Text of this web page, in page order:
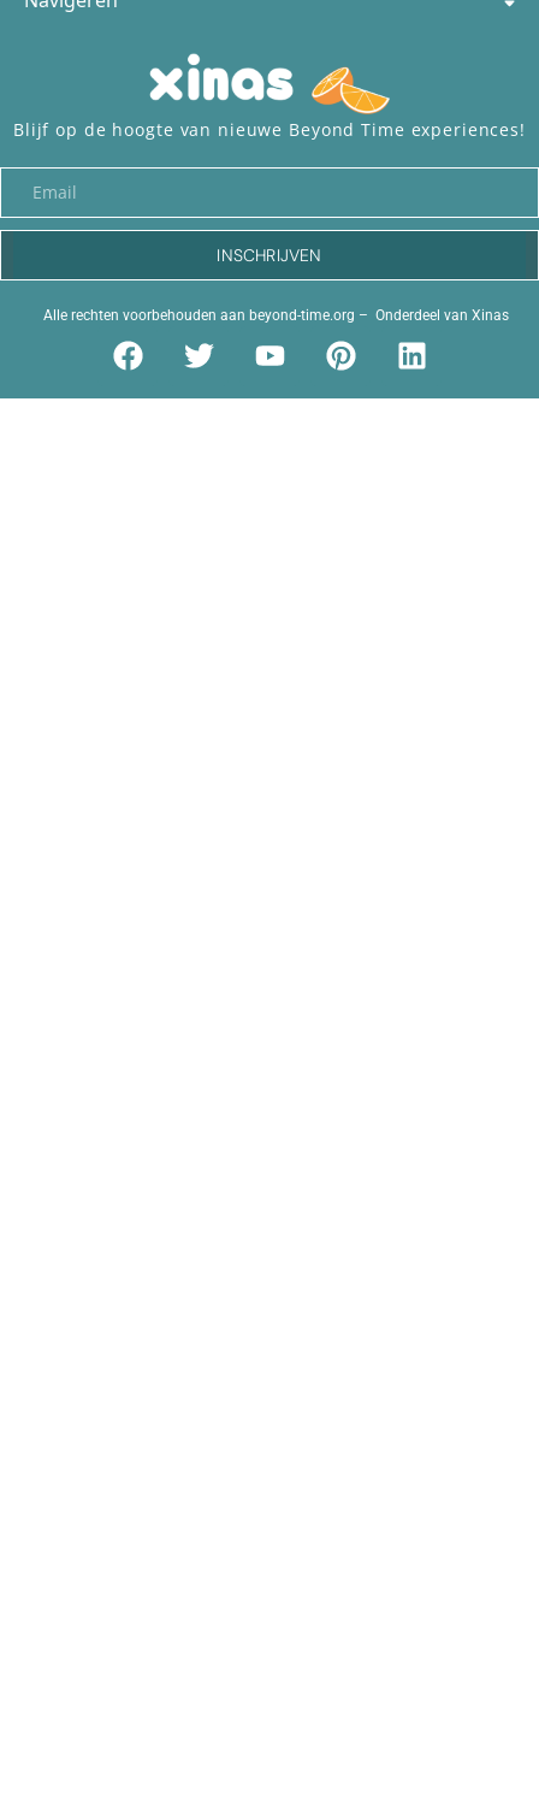
Blijf op de hoogte van nieuwe Beyond Time experiences!
INSCHRIJVEN
Alle rechten voorbehouden aan beyond-time.org – Onderdeel van Xinas